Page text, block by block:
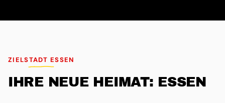
ZIELSTADT ESSEN
IHRE NEUE HEIMAT: ESSEN